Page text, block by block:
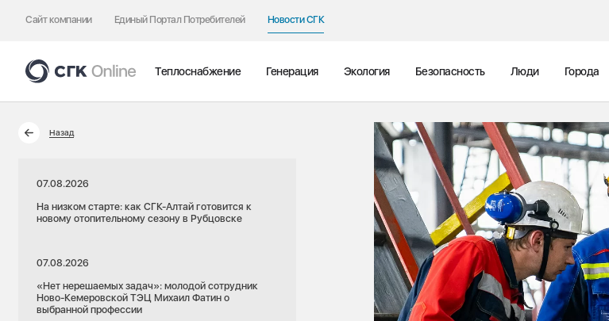
Сайт компании Единый Портал Потребителей Новости СГК
Теплоснабжение Генерация Экология Безопасность Люди Города
Назад
07.08.2026
На низком старте: как СГК-Алтай готовится к
новому отопительному сезону в Рубцовске
07.08.2026
«Нет нерешаемых задач»: молодой сотрудник
Ново-Кемеровской ТЭЦ Михаил Фатин о
выбранной профессии